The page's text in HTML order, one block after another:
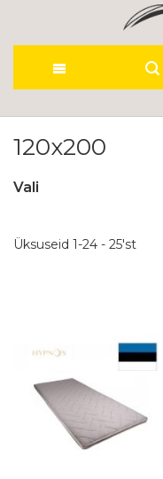
to
120x200
Üksuseid 1-24 - 25'st
Vali